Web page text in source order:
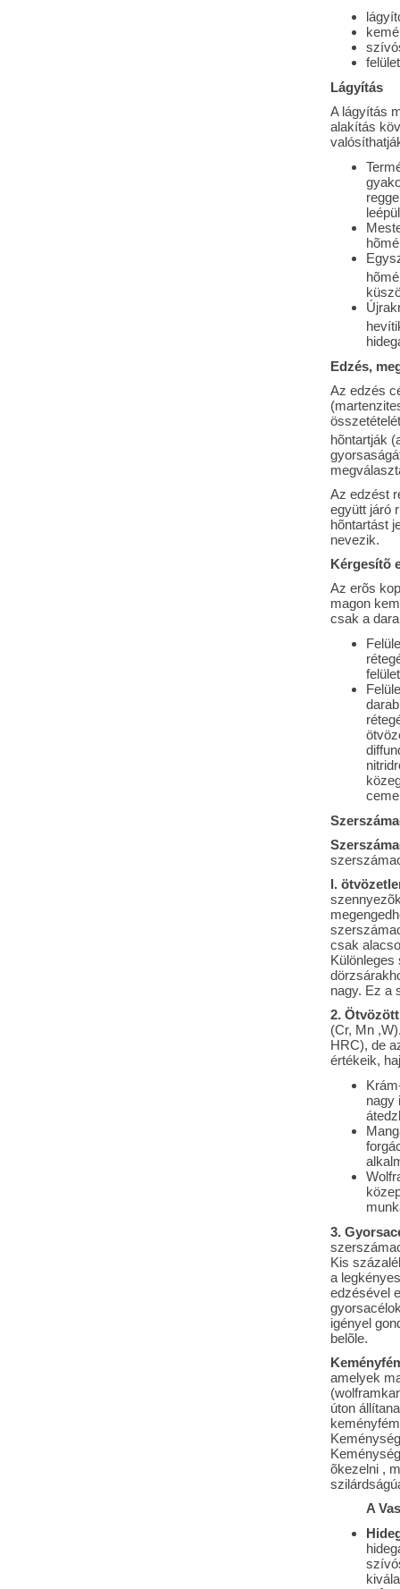
Lágyítás
A lágyítás
alakítás
Edzés,
Az edzés
hõntartják
Az edzést
együtt járó
hõntartást
nevezik.
Kérgesítõ
Az erõs
magon
csak a
l.
csak
nagy. Ez a
2.
(Cr, Mn
HRC), de
értékeik,
nagy
3.
Kis
a
edzésével
igényel
belõle.
amelyek
úton
õkezelni ,
A